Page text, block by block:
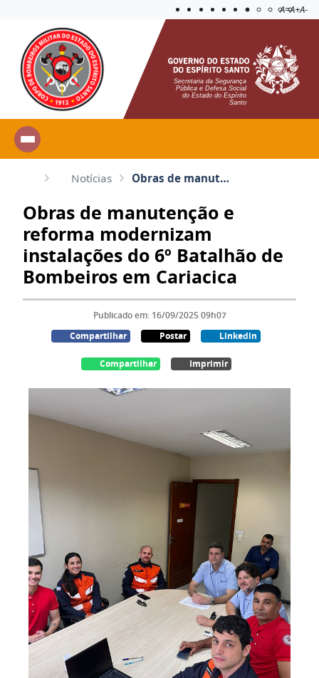
Aplicar
A=A+A-
Secretaria da Segurança
Pública e Defesa Social
do Estado do Espírito
Santo
Notícias Obras de manutenção e reforma modernizam instalações do 6º Batalhão de Bombeiros em Cariacica
Obras de manutenção e
reforma modernizam
instalações do 6º Batalhão de
Bombeiros em Cariacica
Publicado em: 16/09/2025 09h07
Compartilhar
Postar Linkedin
Compartilhar Imprimir